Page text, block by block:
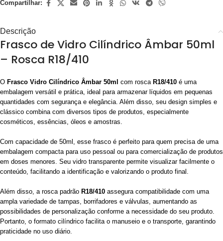
Compartilhar:
Descrição
Frasco de Vidro Cilíndrico Âmbar 50ml
– Rosca R18/410
O Frasco Vidro Cilíndrico Âmbar 50ml com rosca R18/410 é uma
embalagem versátil e prática, ideal para armazenar líquidos em pequenas
quantidades com segurança e elegância. Além disso, seu design simples e
clássico combina com diversos tipos de produtos, especialmente
cosméticos, essências, óleos e amostras.
Com capacidade de 50ml, esse frasco é perfeito para quem precisa de uma
embalagem compacta para uso pessoal ou para comercialização de produtos
em doses menores. Seu vidro transparente permite visualizar facilmente o
conteúdo, facilitando a identificação e valorizando o produto final.
Além disso, a rosca padrão R18/410 assegura compatibilidade com uma
ampla variedade de tampas, borrifadores e válvulas, aumentando as
possibilidades de personalização conforme a necessidade do seu produto.
Portanto, o formato cilíndrico facilita o manuseio e o transporte, garantindo
praticidade no uso diário.